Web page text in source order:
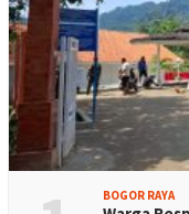
BOGOR RAYA